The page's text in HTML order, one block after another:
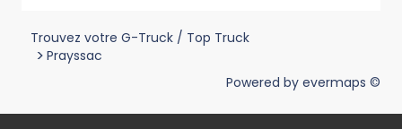
Trouvez votre G-Truck / Top Truck
> Prayssac
Powered by evermaps ©